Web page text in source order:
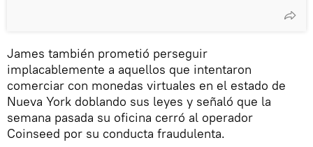
James también prometió perseguir
implacablemente a aquellos que intentaron
comerciar con monedas virtuales en el estado de
Nueva York doblando sus leyes y señaló que la
semana pasada su oficina cerró al operador
Coinseed por su conducta fraudulenta.